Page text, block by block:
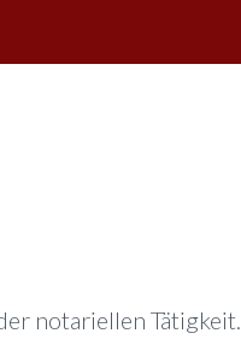
notariellen Tätigkeit.